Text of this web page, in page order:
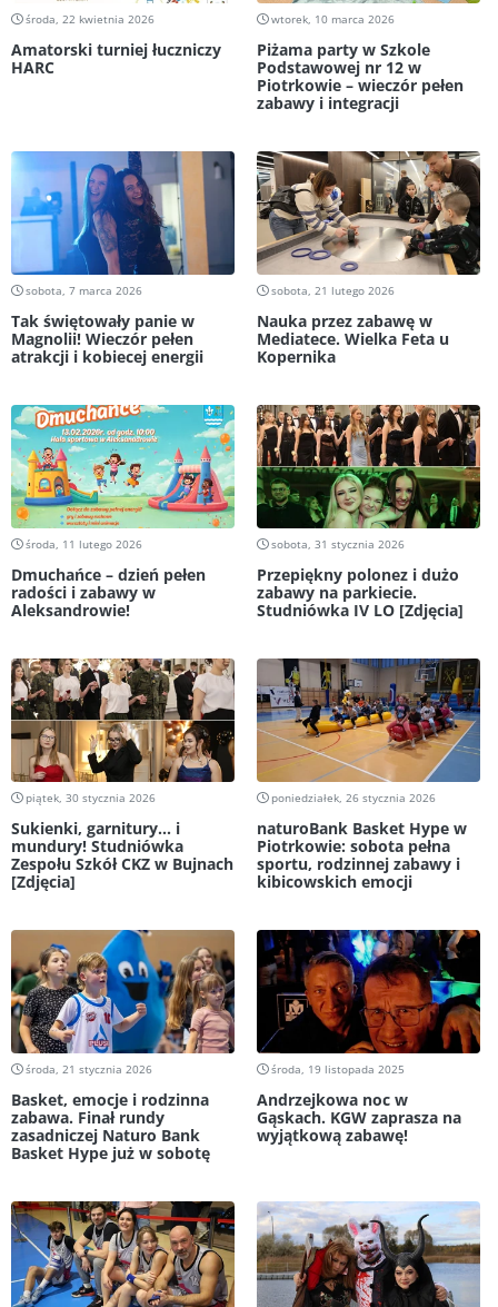
środa, 22 kwietnia 2026
Amatorski turniej łuczniczy
HARC
wtorek, 10 marca 2026
Piżama party w Szkole
Podstawowej nr 12 w
Piotrkowie – wieczór pełen
zabawy i integracji
sobota, 7 marca 2026
Tak świętowały panie w
Magnolii! Wieczór pełen
atrakcji i kobiecej energii
sobota, 21 lutego 2026
Nauka przez zabawę w
Mediatece. Wielka Feta u
Kopernika
środa, 11 lutego 2026
Dmuchańce – dzień pełen
radości i zabawy w
Aleksandrowie!
sobota, 31 stycznia 2026
Przepiękny polonez i dużo
zabawy na parkiecie.
Studniówka IV LO [Zdjęcia]
piątek, 30 stycznia 2026
Sukienki, garnitury... i
mundury! Studniówka
Zespołu Szkół CKZ w Bujnach
[Zdjęcia]
poniedziałek, 26 stycznia 2026
naturoBank Basket Hype w
Piotrkowie: sobota pełna
sportu, rodzinnej zabawy i
kibicowskich emocji
środa, 21 stycznia 2026
Basket, emocje i rodzinna
zabawa. Finał rundy
zasadniczej Naturo Bank
Basket Hype już w sobotę
środa, 19 listopada 2025
Andrzejkowa noc w
Gąskach. KGW zaprasza na
wyjątkową zabawę!